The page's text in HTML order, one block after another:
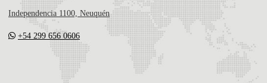
Independencia 1100, Neuquén
+54 299 656 0606